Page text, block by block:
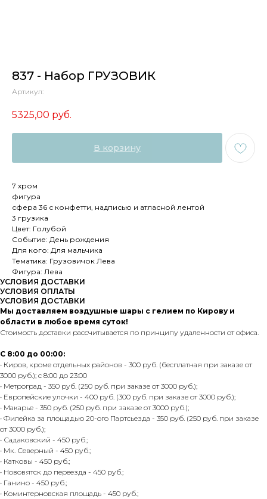
837 - Набор ГРУЗОВИК
Артикул:
5325,00 руб.
В корзину
7 хром
фигура
сфера 36 с конфетти, надписью и атласной лентой
3 грузика
Цвет: Голубой
Событие: День рождения
Для кого: Для мальчика
Тематика: Грузовичок Лева
Фигура: Лева
УСЛОВИЯ ДОСТАВКИ
УСЛОВИЯ ОПЛАТЫ
УСЛОВИЯ ДОСТАВКИ
Мы доставляем воздушные шары с гелием по Кирову и
области в любое время суток!
Стоимость доставки рассчитывается по принципу удаленности от офиса.
С 8:00 до 00:00:
• Киров, кроме отдельных районов - 300 руб. (бесплатная при заказе от
3000 руб.); с 8:00 до 23:00
• Метроград - 350 руб. (250 руб. при заказе от 3000 руб.);
• Европейские улочки - 400 руб. (300 руб. при заказе от 3000 руб.);
• Макарье - 350 руб. (250 руб. при заказе от 3000 руб.);
• Филейка за площадью 20-ого Партсьезда - 350 руб. (250 руб. при заказе
от 3000 руб.);
• Садаковский - 450 руб.;
• Мк. Северный - 450 руб.;
• Катковы - 450 руб.;
• Нововятск до переезда - 450 руб.;
• Ганино - 450 руб.;
• Коминтерновская площадь - 450 руб.;